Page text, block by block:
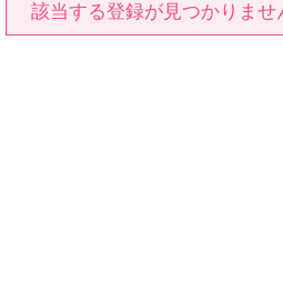
該当する登録が見つかりま